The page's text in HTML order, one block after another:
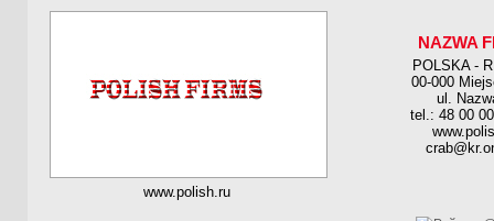
NAZWA
POLSKA -
00-000
ul.
tel.: 48 00
www.polish.ru